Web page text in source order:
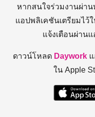
หากสนใจร่วมงานผ่าน
แอปพลิเคชันเตรียมไว้
แจ้งเตือนผ่าน
ดาวน์โหลด Daywork
ใน Apple